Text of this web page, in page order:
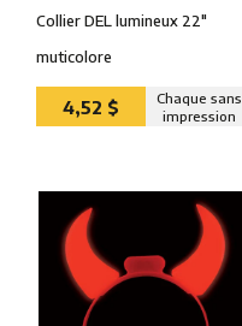
Collier DEL lumineux 22″
muticolore
4,52 $
Chaque sans
impression